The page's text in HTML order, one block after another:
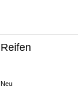
Reifen
Neu